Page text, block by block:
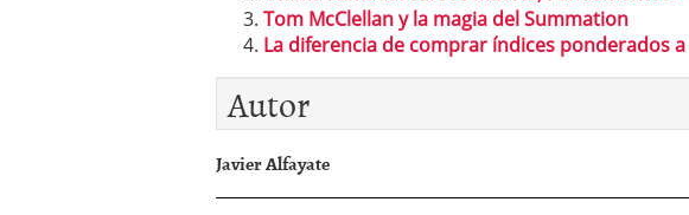
Tom McClellan y la magia del Summation
La diferencia de comprar índices ponderados
Autor
Javier Alfayate